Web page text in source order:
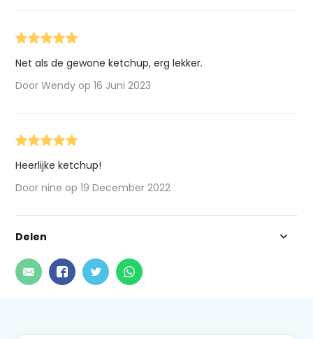
Net als de gewone ketchup, erg lekker.
Door Wendy op 16 Juni 2023
Heerlijke ketchup!
Door nine op 19 December 2022
Delen